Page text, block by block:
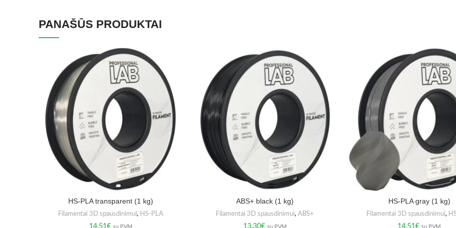
PANAŠŪS PRODUKTAI
HS-PLA transparent (1 kg)
Filamentai 3D spausdinimui, HS-PLA
14.51€ su PVM
ABS+ black (1 kg)
Filamentai 3D spausdinimui, ABS+
13.30€ su PVM
HS-PLA gray (1 kg)
Filamentai 3D spausdinimui,
14.51€ su PVM